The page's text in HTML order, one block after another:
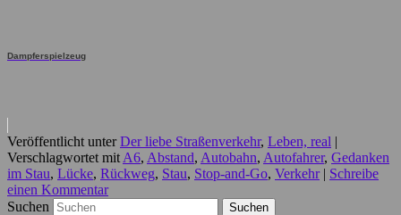
Dampferspielzeug
Veröffentlicht unter Der liebe Straßenverkehr, Leben, real |
Verschlagwortet mit A6, Abstand, Autobahn, Autofahrer, Gedanken
im Stau, Lücke, Rückweg, Stau, Stop-and-Go, Verkehr | Schreibe
einen Kommentar
Suchen